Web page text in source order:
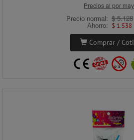
Precios al por
Precio normal: $ 5.128
Ahorro: $ 1.538
Comprar /